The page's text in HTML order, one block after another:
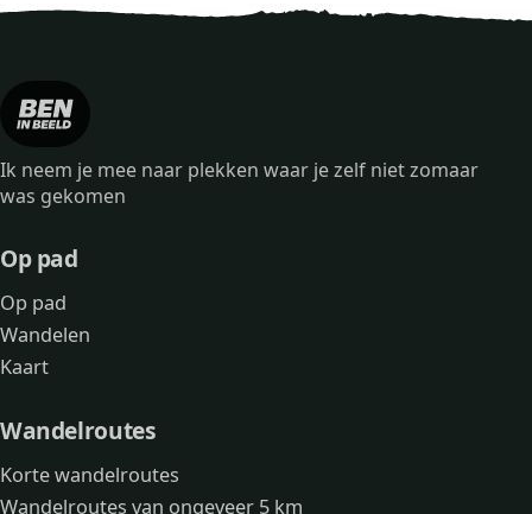
Ik neem je mee naar plekken waar je zelf niet zomaar
was gekomen
Op pad
Op pad
Wandelen
Kaart
Wandelroutes
Korte wandelroutes
Wandelroutes van ongeveer 5 km